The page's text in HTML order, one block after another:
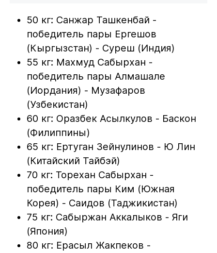
50 кг: Санжар Ташкенбай -
победитель пары Ергешов
(Кыргызстан) - Суреш (Индия)
55 кг: Махмуд Сабырхан -
победитель пары Алмашале
(Иордания) - Музафаров
(Узбекистан)
60 кг: Оразбек Асылкулов - Баскон
(Филиппины)
65 кг: Ертуган Зейнулинов - Ю Лин
(Китайский Тайбэй)
70 кг: Торехан Сабырхан -
победитель пары Ким (Южная
Корея) - Саидов (Таджикистан)
75 кг: Сабыржан Аккалыков - Яги
(Япония)
80 кг: Ерасыл Жакпеков -